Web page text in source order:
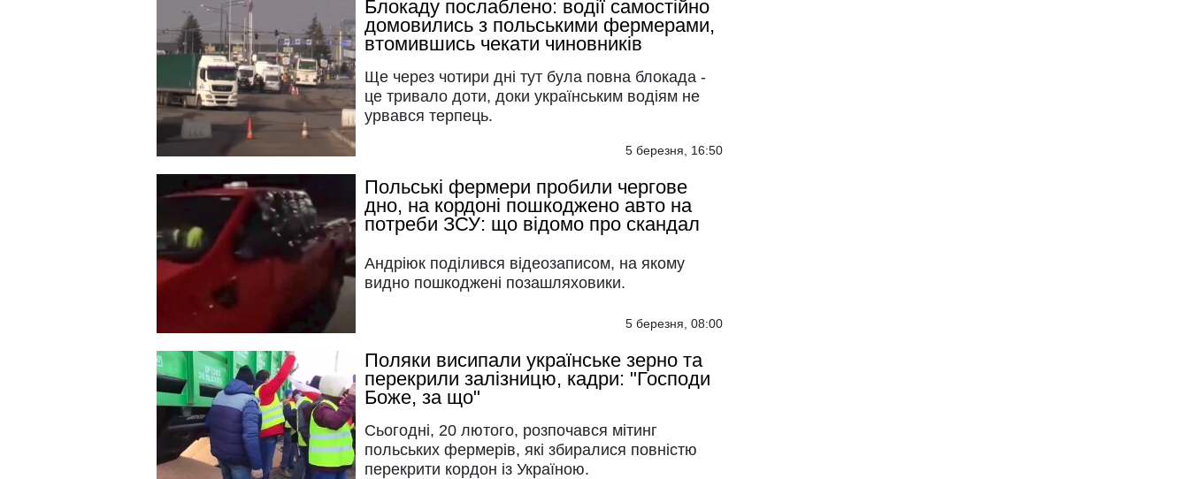
Блокаду послаблено: водії самостійно
домовились з польськими фермерами,
втомившись чекати чиновників
Ще через чотири дні тут була повна блокада -
це тривало доти, доки українським водіям не
урвався терпець.
5 березня, 16:50
Польські фермери пробили чергове
дно, на кордоні пошкоджено авто на
потреби ЗСУ: що відомо про скандал
Андріюк поділився відеозаписом, на якому
видно пошкоджені позашляховики.
5 березня, 08:00
Поляки висипали українське зерно та
перекрили залізницю, кадри: "Господи
Боже, за що"
Сьогодні, 20 лютого, розпочався мітинг
польських фермерів, які збиралися повністю
перекрити кордон із Україною.